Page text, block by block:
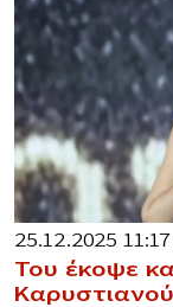
25.12.2025 11:17
Του έκοψε